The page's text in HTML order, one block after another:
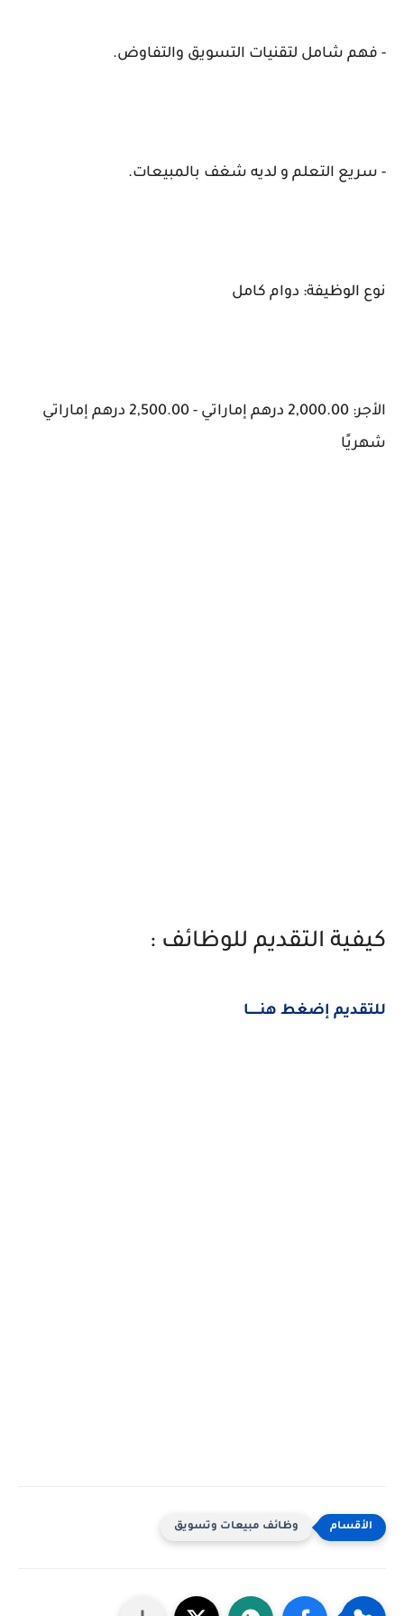
- فهم شامل لتقنيات التسويق والتفاوض.
- سريع التعلم و لديه شغف بالمبيعات.
نوع الوظيفة: دوام كامل
الأجر: 2,000.00 درهم إماراتي - 2,500.00 درهم إماراتي
شهريًا
كيفية التقديم للوظائف :
للتقديم إضغط هنــــــا
وظائف مبيعات وتسويق